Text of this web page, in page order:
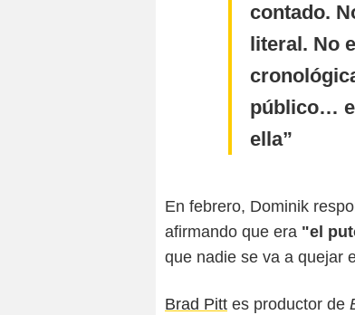
contado.
literal. No
público…
ella
En febrero, Dominik
afirmando que era "el
que nadie se va a quejar
Brad Pitt es productor de